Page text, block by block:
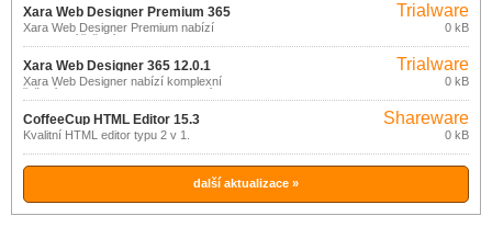
Xara Web Designer Premium 365
12.4.0
Xara Web Designer Premium nabízí
komplexní řešení pro snadnou tvorbu
moderních, poutavých webových
stránek s pomocí šablon.
Trialware
0 kB
Xara Web Designer 365 12.0.1
Xara Web Designer nabízí komplexní
řešení pro snadnou tvorbu moderních,
poutavých webových stránek s pomocí
šablon.
Trialware
0 kB
CoffeeCup HTML Editor 15.3
Kvalitní HTML editor typu 2 v 1.
Shareware
0 kB
další aktualizace »